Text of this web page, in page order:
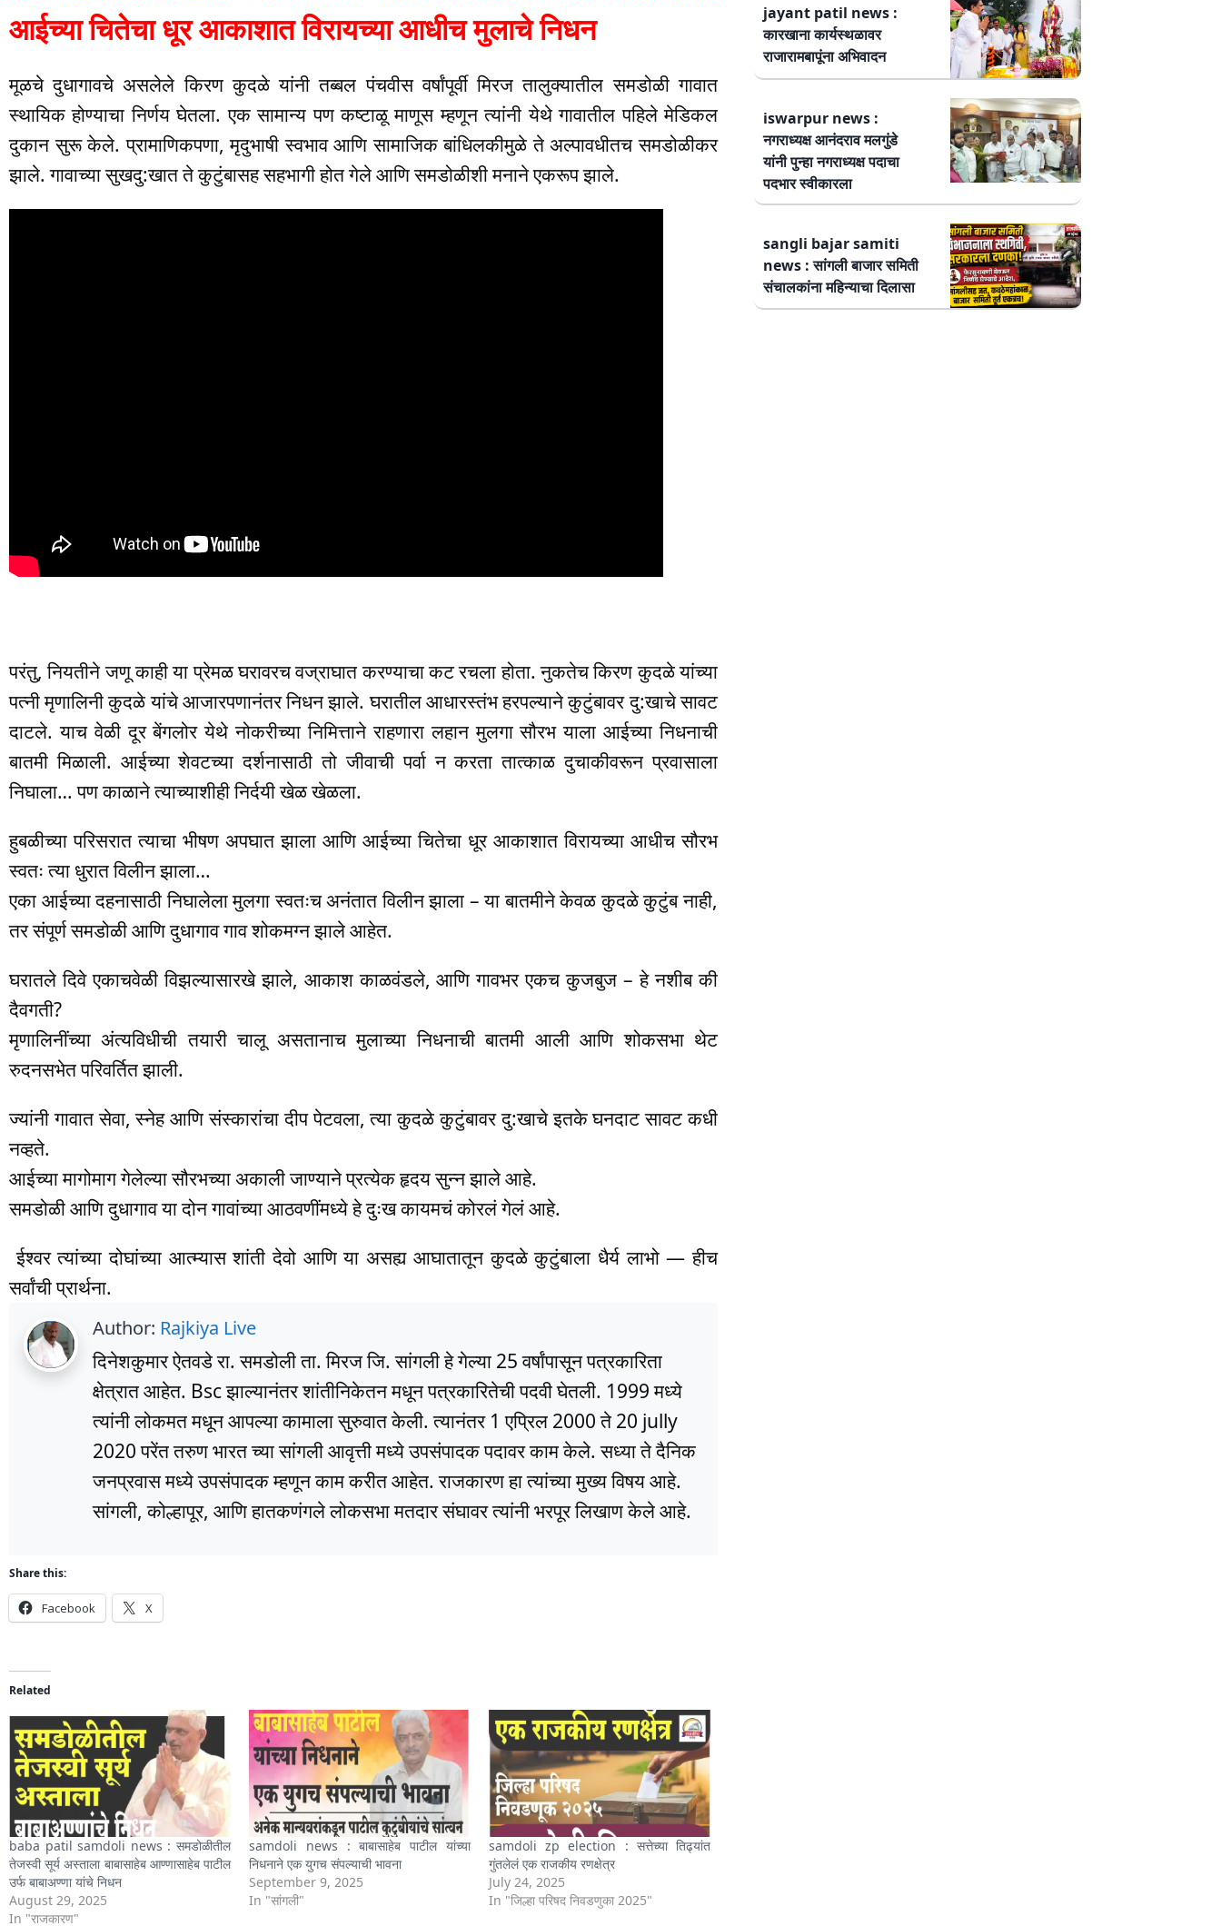
आईच्या चितेचा धूर आकाशात विरायच्या आधीच मुलाचे निधन
मूळचे दुधागावचे असलेले किरण कुदळे यांनी तब्बल पंचवीस वर्षांपूर्वी मिरज तालुक्यातील समडोळी गावात
स्थायिक होण्याचा निर्णय घेतला. एक सामान्य पण कष्टाळू माणूस म्हणून त्यांनी येथे गावातील पहिले मेडिकल
दुकान सुरू केले. प्रामाणिकपणा, मृदुभाषी स्वभाव आणि सामाजिक बांधिलकीमुळे ते अल्पावधीतच समडोळीकर
झाले. गावाच्या सुखदु:खात ते कुटुंबासह सहभागी होत गेले आणि समडोळीशी मनाने एकरूप झाले.
परंतु, नियतीने जणू काही या प्रेमळ घरावरच वज्राघात करण्याचा कट रचला होता. नुकतेच किरण कुदळे यांच्या
पत्नी मृणालिनी कुदळे यांचे आजारपणानंतर निधन झाले. घरातील आधारस्तंभ हरपल्याने कुटुंबावर दु:खाचे सावट
दाटले. याच वेळी दूर बेंगलोर येथे नोकरीच्या निमित्ताने राहणारा लहान मुलगा सौरभ याला आईच्या निधनाची
बातमी मिळाली. आईच्या शेवटच्या दर्शनासाठी तो जीवाची पर्वा न करता तात्काळ दुचाकीवरून प्रवासाला
निघाला… पण काळाने त्याच्याशीही निर्दयी खेळ खेळला.
हुबळीच्या परिसरात त्याचा भीषण अपघात झाला आणि आईच्या चितेचा धूर आकाशात विरायच्या आधीच सौरभ
स्वतः त्या धुरात विलीन झाला…
एका आईच्या दहनासाठी निघालेला मुलगा स्वतःच अनंतात विलीन झाला – या बातमीने केवळ कुदळे कुटुंब नाही,
तर संपूर्ण समडोळी आणि दुधागाव गाव शोकमग्न झाले आहेत.
घरातले दिवे एकाचवेळी विझल्यासारखे झाले, आकाश काळवंडले, आणि गावभर एकच कुजबुज – हे नशीब की
दैवगती?
मृणालिनींच्या अंत्यविधीची तयारी चालू असतानाच मुलाच्या निधनाची बातमी आली आणि शोकसभा थेट
रुदनसभेत परिवर्तित झाली.
ज्यांनी गावात सेवा, स्नेह आणि संस्कारांचा दीप पेटवला, त्या कुदळे कुटुंबावर दु:खाचे इतके घनदाट सावट कधी
नव्हते.
आईच्या मागोमाग गेलेल्या सौरभच्या अकाली जाण्याने प्रत्येक हृदय सुन्न झाले आहे.
समडोळी आणि दुधागाव या दोन गावांच्या आठवणींमध्ये हे दुःख कायमचं कोरलं गेलं आहे.
ईश्वर त्यांच्या दोघांच्या आत्म्यास शांती देवो आणि या असह्य आघातातून कुदळे कुटुंबाला धैर्य लाभो — हीच
सर्वांची प्रार्थना.
Author: Rajkiya Live
दिनेशकुमार ऐतवडे रा. समडोली ता. मिरज जि. सांगली हे गेल्या 25 वर्षांपासून पत्रकारिता
क्षेत्रात आहेत. Bsc झाल्यानंतर शांतीनिकेतन मधून पत्रकारितेची पदवी घेतली. 1999 मध्ये
त्यांनी लोकमत मधून आपल्या कामाला सुरुवात केली. त्यानंतर 1 एप्रिल 2000 ते 20 jully
2020 परेंत तरुण भारत च्या सांगली आवृत्ती मध्ये उपसंपादक पदावर काम केले. सध्या ते दैनिक
जनप्रवास मध्ये उपसंपादक म्हणून काम करीत आहेत. राजकारण हा त्यांच्या मुख्य विषय आहे.
सांगली, कोल्हापूर, आणि हातकणंगले लोकसभा मतदार संघावर त्यांनी भरपूर लिखाण केले आहे.
Share this:
Facebook X
Related
baba patil samdoli news : समडोळीतील
तेजस्वी सूर्य अस्ताला बाबासाहेब आण्णासाहेब पाटील
उर्फ बाबाअण्णा यांचे निधन
August 29, 2025
In "राजकारण"
samdoli news : बाबासाहेब पाटील यांच्या
निधनाने एक युगच संपल्याची भावना
September 9, 2025
In "सांगली"
samdoli zp election : सत्तेच्या तिढ्यांत
गुंतलेलं एक राजकीय रणक्षेत्र
July 24, 2025
In "जिल्हा परिषद निवडणुका 2025"
jayant patil news :
कारखाना कार्यस्थळावर
राजारामबापूंना अभिवादन
iswarpur news :
नगराध्यक्ष आनंदराव मलगुंडे
यांनी पुन्हा नगराध्यक्ष पदाचा
पदभार स्वीकारला
sangli bajar samiti
news : सांगली बाजार समिती
संचालकांना महिन्याचा दिलासा